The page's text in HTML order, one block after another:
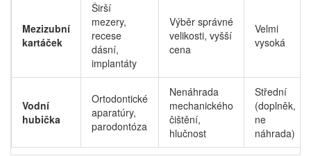
Mezizubní
kartáček
Širší
mezery,
recese
dásní,
implantáty
Výběr správné
velikosti, vyšší
cena
Velmi
vysoká
Vodní
hubička
Ortodontické
aparatúry,
parodontóza
Nenáhrada
mechanického
čištění,
hlučnost
Střední
(doplněk,
ne
náhrada)